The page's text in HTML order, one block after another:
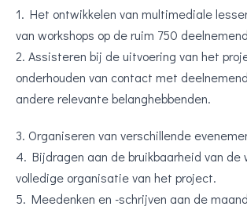
1. Het ontwikkelen van multimediale
van workshops op de ruim 750
2. Assisteren bij de uitvoering van het
onderhouden van contact met
andere relevante belanghebbenden.
3. Organiseren van verschillende
4. Bijdragen aan de bruikbaarheid van de
volledige organisatie van het project.
5. Meedenken en -schrijven aan de